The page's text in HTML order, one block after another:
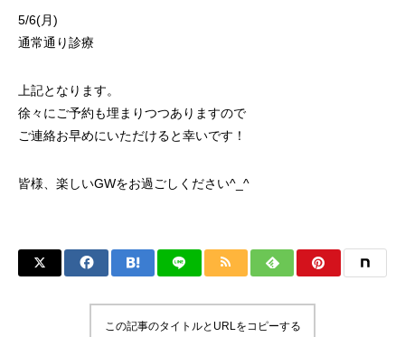
5/6(月)
通常通り診療
上記となります。
徐々にご予約も埋まりつつありますので
ご連絡お早めにいただけると幸いです！
皆様、楽しいGWをお過ごしください^_^
この記事のタイトルとURLをコピーする